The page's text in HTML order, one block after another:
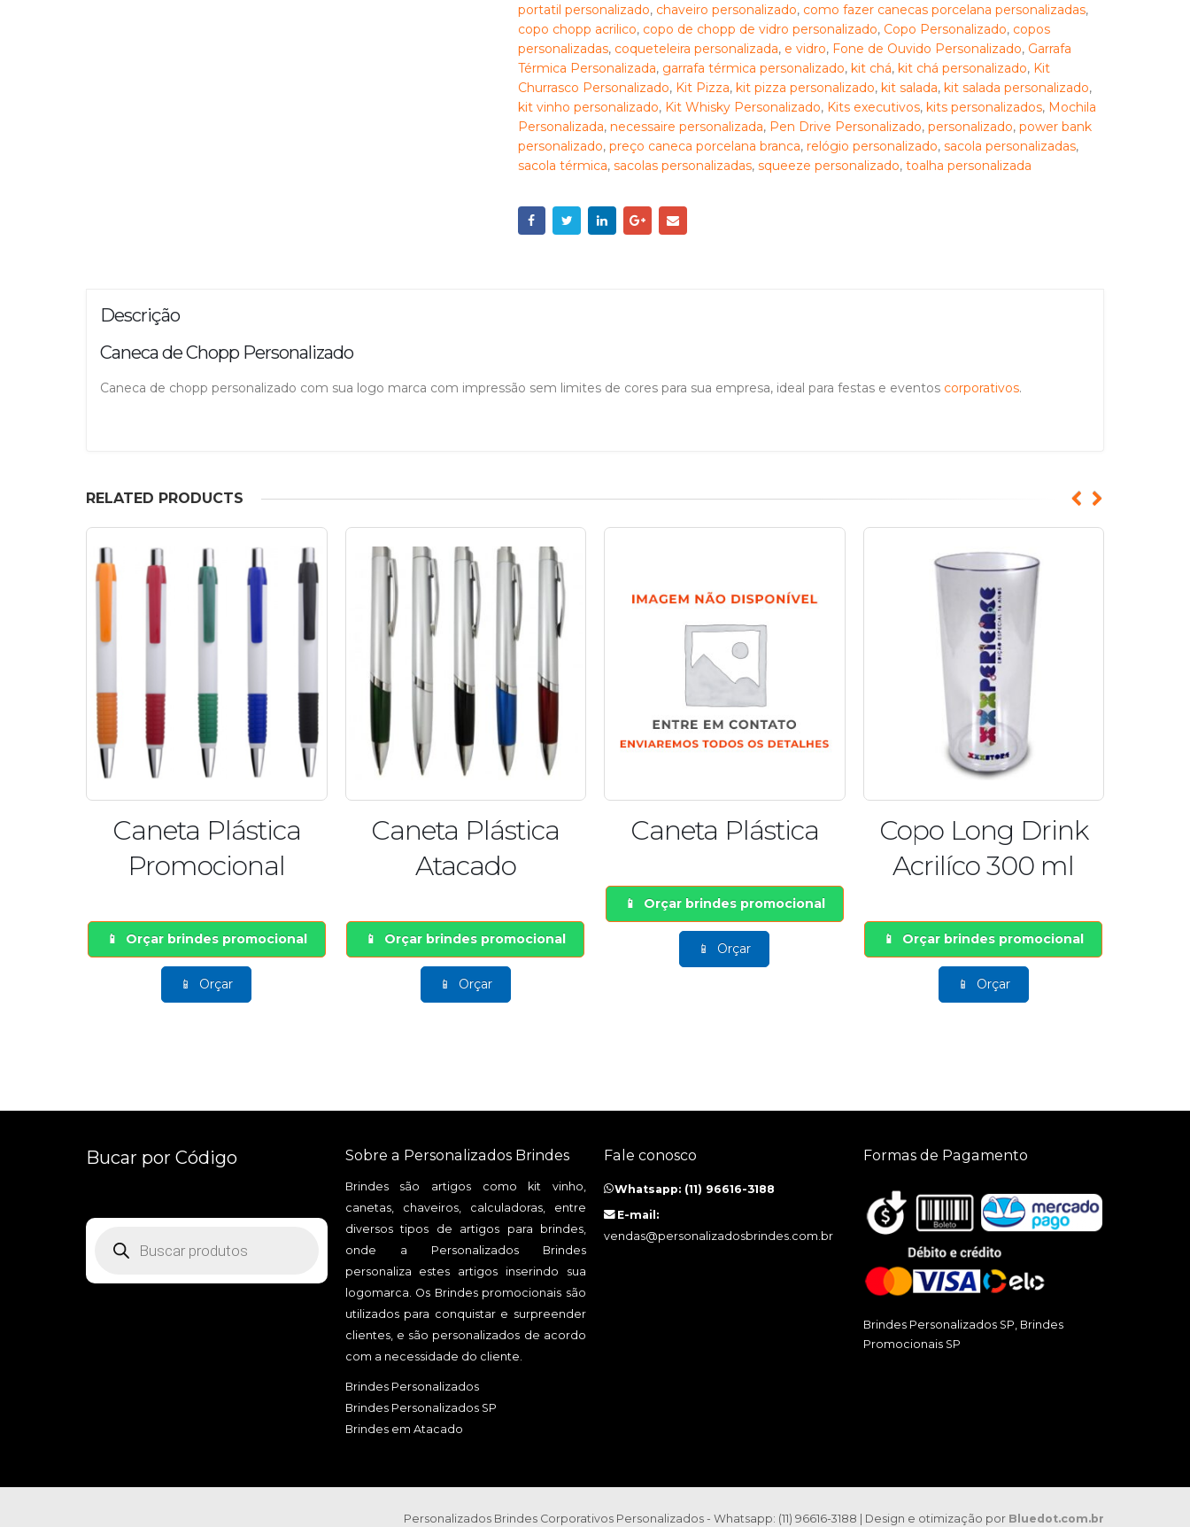
portatil personalizado, chaveiro personalizado, como fazer canecas porcelana personalizadas,
copo chopp acrilico, copo de chopp de vidro personalizado, Copo Personalizado, copos
personalizadas, coqueteleira personalizada, e vidro, Fone de Ouvido Personalizado, Garrafa
Térmica Personalizada, garrafa térmica personalizado, kit chá, kit chá personalizado, Kit
Churrasco Personalizado, Kit Pizza, kit pizza personalizado, kit salada, kit salada personalizado,
kit vinho personalizado, Kit Whisky Personalizado, Kits executivos, kits personalizados, Mochila
Personalizada, necessaire personalizada, Pen Drive Personalizado, personalizado, power bank
personalizado, preço caneca porcelana branca, relógio personalizado, sacola personalizadas,
sacola térmica, sacolas personalizadas, squeeze personalizado, toalha personalizada
Descrição
Caneca de Chopp Personalizado
Caneca de chopp personalizado com sua logo marca com impressão sem limites de cores para sua empresa, ideal para festas e eventos corporativos.
RELATED PRODUCTS
Caneta Plástica
Atacado
Orçar brindes promocional
Orçar
Caneta Plástica
Orçar
Copo Long Drink
Orçar brindes promocional
Caneta Plástica
Orçar
Bucar por Código
produtos
Sobre a Personalizados Brindes
Brindes são artigos como kit vinho,
canetas, chaveiros, calculadoras, entre
diversos tipos de artigos para brindes,
onde a Personalizados Brindes
personaliza estes artigos inserindo sua
logomarca. Os Brindes promocionais são
utilizados para conquistar e surpreender
clientes, e são personalizados de acordo
com a necessidade do cliente.
Brindes Personalizados
Brindes Personalizados SP
Brindes em Atacado
Fale conosco
Whatsapp: (11) 96616-3188
E-mail:
vendas@personalizadosbrindes.com.br
Formas de Pagamento
Brindes Personalizados SP, Brindes
Promocionais SP
Personalizados Brindes Corporativos Personalizados - Whatsapp: (11) 96616-3188 | Design e otimização por Bluedot.com.br